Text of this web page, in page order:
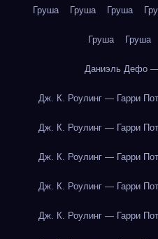
Груша Груша Груша
Груша Груша
Даниэль Дефо —
Дж. К. Роулинг — Гарри
Дж. К. Роулинг — Гарри
Дж. К. Роулинг — Гарри
Дж. К. Роулинг — Гарри
Дж. К. Роулинг — Гарри